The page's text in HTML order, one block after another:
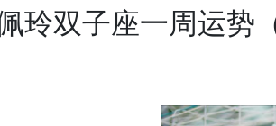
玲双子座一周运势